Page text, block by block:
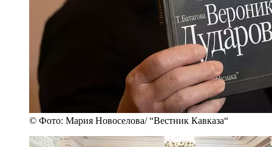
© Фото: Мария Новоселова/ “Вестник Кавказа“